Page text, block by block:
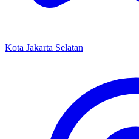
Kota Jakarta Selatan